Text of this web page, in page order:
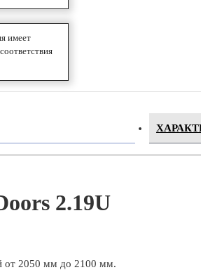
имеет
2.19U
от 2050 мм до 2100 мм.